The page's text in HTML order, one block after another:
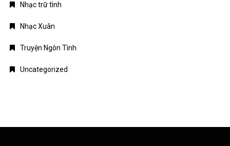
Nhạc trữ tình
Nhạc Xuân
Truyện Ngôn Tình
Uncategorized